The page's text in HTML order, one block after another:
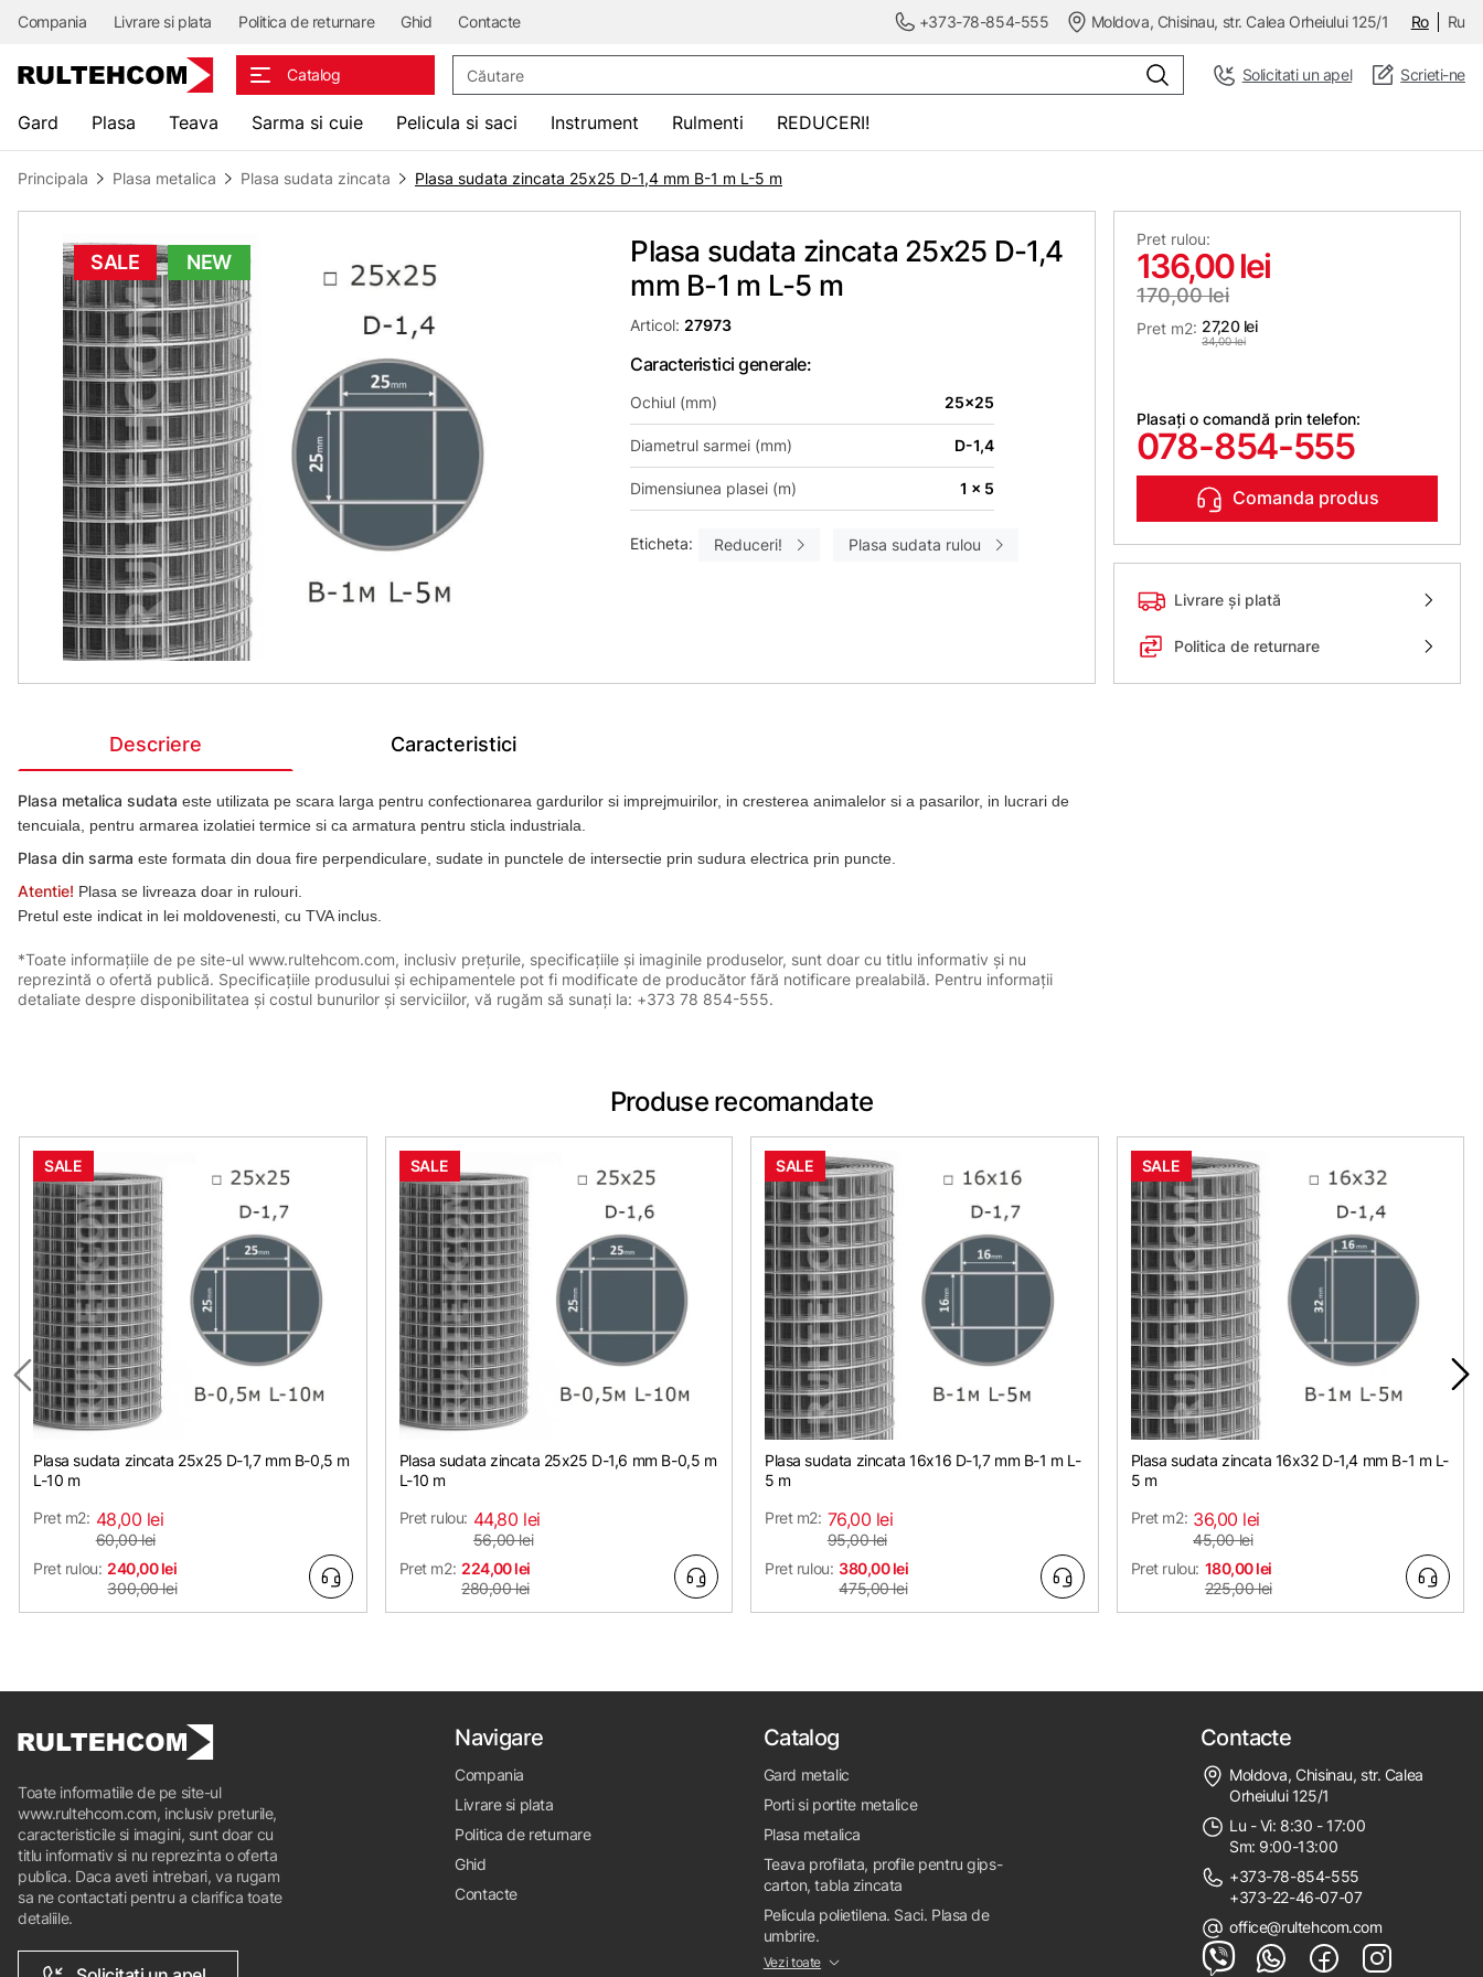
Compania Livrare si plata Politica de returnare Ghid Contacte +373-78-854-555 Moldova, Chisinau, str. Calea Orheiului 125/1 Ro Ru
Catalog Solicitati un apel Scrieti-ne
Gard Plasa Teava Sarma si cuie Pelicula si saci Instrument Rulmenti REDUCERI!
Principala Plasa metalica Plasa sudata zincata Plasa sudata zincata 25х25 D-1,4 mm B-1 m L-5 m
SALE NEW
Plasa sudata zincata 25х25 D-1,4
mm B-1 m L-5 m
Articol: 27973
Caracteristici generale:
Ochiul (mm) 25x25
Diametrul sarmei (mm) D-1,4
Dimensiunea plasei (m) 1 x 5
Eticheta: Reduceri! Plasa sudata rulou
Pret rulou:
136,00 lei
170,00 lei
Pret m2: 27,20 lei
34,00 lei
Plasați o comandă prin telefon:
078-854-555
Comanda produs
Livrare și plată
Politica de returnare
Descriere Caracteristici
Plasa metalica sudata este utilizata pe scara larga pentru confectionarea gardurilor si imprejmuirilor, in cresterea animalelor si a pasarilor, in lucrari de
tencuiala, pentru armarea izolatiei termice si ca armatura pentru sticla industriala.
Plasa din sarma este formata din doua fire perpendiculare, sudate in punctele de intersectie prin sudura electrica prin puncte.
Atentie! Plasa se livreaza doar in rulouri.
Pretul este indicat in lei moldovenesti, cu TVA inclus.
*Toate informațiile de pe site-ul www.rultehcom.com, inclusiv prețurile, specificațiile și imaginile produselor, sunt doar cu titlu informativ și nu
reprezintă o ofertă publică. Specificațiile produsului și echipamentele pot fi modificate de producător fără notificare prealabilă. Pentru informații
detaliate despre disponibilitatea și costul bunurilor și serviciilor, vă rugăm să sunați la: +373 78 854-555.
Produse recomandate
SALE
Plasa sudata zincata 25х25 D-1,7 mm B-0,5 m
L-10 m
Pret m2: 48,00 lei
60,00 lei
Pret rulou: 240,00 lei
300,00 lei
SALE
Plasa sudata zincata 25х25 D-1,6 mm B-0,5 m
L-10 m
Pret rulou: 44,80 lei
56,00 lei
Pret m2: 224,00 lei
280,00 lei
SALE
Plasa sudata zincata 16х16 D-1,7 mm B-1 m L-
5 m
Pret m2: 76,00 lei
95,00 lei
Pret rulou: 380,00 lei
475,00 lei
SALE
Plasa sudata zincata 16х32 D-1,4 mm B-1 m L-
5 m
Pret m2: 36,00 lei
45,00 lei
Pret rulou: 180,00 lei
225,00 lei
Toate informatiile de pe site-ul
www.rultehcom.com, inclusiv preturile,
caracteristicile si imagini, sunt doar cu
titlu informativ si nu reprezinta o oferta
publica. Daca aveti intrebari, va rugam
sa ne contactati pentru a clarifica toate
detaliile.
Navigare
Compania
Livrare si plata
Politica de returnare
Ghid
Contacte
Catalog
Gard metalic
Porti si portite metalice
Plasa metalica
Teava profilata, profile pentru gips-
carton, tabla zincata
Pelicula polietilena. Saci. Plasa de
umbrire.
Vezi toate
Contacte
Moldova, Chisinau, str. Calea
Orheiului 125/1
Lu - Vi: 8:30 - 17:00
Sm: 9:00-13:00
+373-78-854-555
+373-22-46-07-07
office@rultehcom.com